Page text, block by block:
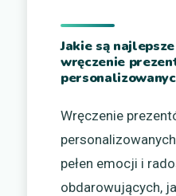
Jakie są
wręczenie
Wręczenie
pełen emocji i
obdarowujących,